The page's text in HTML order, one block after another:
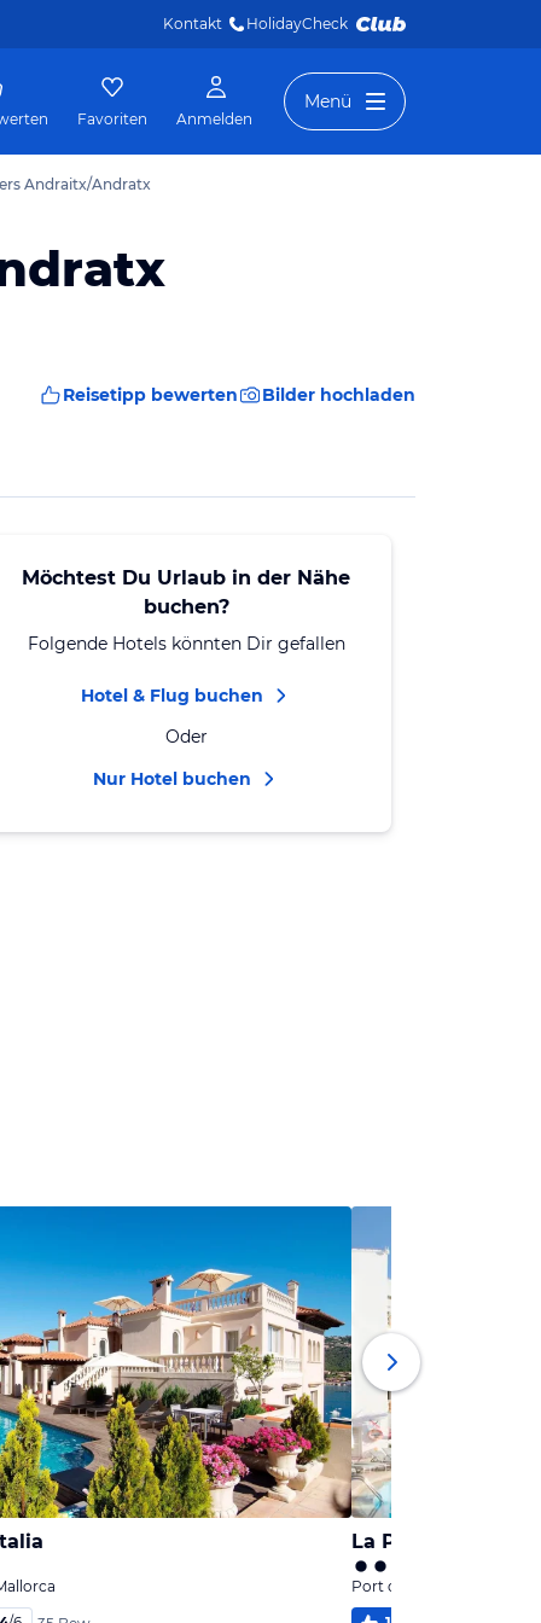
Kontakt HolidayCheck
Favoriten Anmelden
Menü
Andraitx/Andratx
Reisetipp bewerten Bilder hochladen
Möchtest Du Urlaub in der Nähe
buchen?
Folgende Hotels könnten Dir gefallen
Hotel & Flug buchen
Oder
Nur Hotel buchen
La Pergola
Port d'Andratx, Mallorca